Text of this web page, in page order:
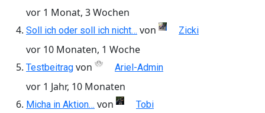
vor 1 Monat, 3 Wochen
Soll ich oder soll ich nicht… von Zicki
vor 10 Monaten, 1 Woche
Testbeitrag von Ariel-Admin
vor 1 Jahr, 10 Monaten
Micha in Aktion… von Tobi